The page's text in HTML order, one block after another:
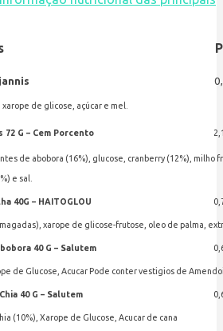
de glicose, açúcar e mel.
72 G – Cem Porcento
de abobora (16%), glucose, cranberry (12%),
e sal.
40G – HAITOGLOU
xarope de glicose-frutose, oleo de palma,
40 G – Salutem
de Glucose, Acucar Pode conter vestigios de
40 G – Salutem
(10%), Xarope de Glucose, Acucar de cana